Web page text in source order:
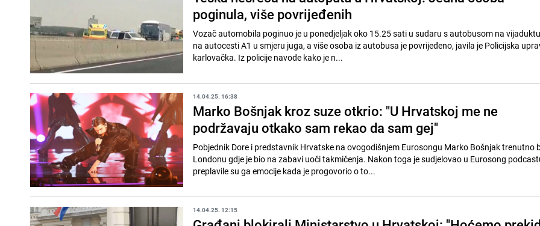
poginula, više povrijeđenih
Vozač automobila poginuo je u ponedjeljak oko 15.25 sati u sudaru s autobusom na
na autocesti A1 u smjeru juga, a više osoba iz autobusa je povrijeđeno, javila je Policijska
karlovačka. Iz policije navode kako je n...
14.04.25. 16:38
Marko Bošnjak kroz suze otkrio: "U Hrvatskoj me ne
podržavaju otkako sam rekao da sam gej"
Pobjednik Dore i predstavnik Hrvatske na ovogodišnjem Eurosongu Marko Bošnjak trenutno
Londonu gdje je bio na zabavi uoči takmičenja. Nakon toga je sudjelovao u Eurosong
preplavile su ga emocije kada je progovorio o to...
14.04.25. 12:15